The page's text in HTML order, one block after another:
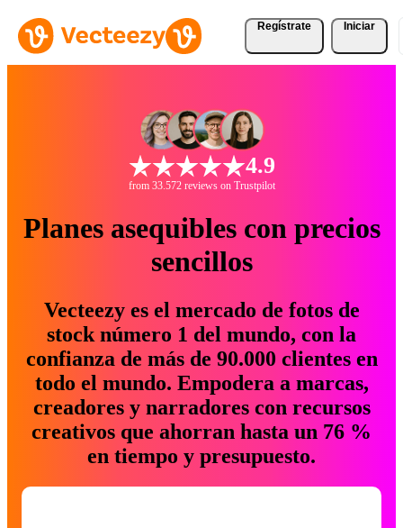
Regístrate Iniciar
4.9
from 33.572 reviews on Trustpilot
Planes asequibles con precios
sencillos
Vecteezy es el mercado de fotos de
stock número 1 del mundo, con la
confianza de más de 90.000 clientes en
todo el mundo. Empodera a marcas,
creadores y narradores con recursos
creativos que ahorran hasta un 76 %
en tiempo y presupuesto.